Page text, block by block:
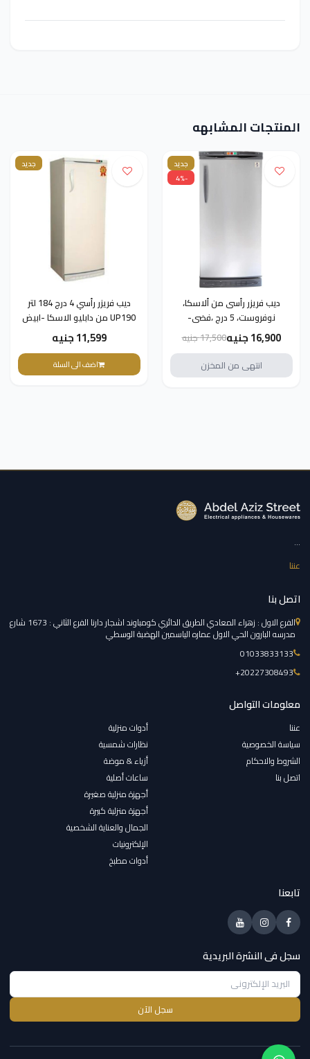
المنتجات المشابهه
جديد
-4%
ديب فريزر رأسى من ألاسكا،
نوفروست، 5 درج ،فضى-
UP180NF
16,900 جنيه
17,500 جنيه
انتهى من المخزن
جديد
ديب فريزر رأسي 4 درج 184 لتر
UP190 من دابليو الاسكا -ابيض
11,599 جنيه
اضف الى السلة
...
عننا
اتصل بنا
الفرع الاول : زهراء المعادي الطريق الدائري كومباوند اشجار دارنا الفرع الثاني : 1673 شارع
مدرسه البارون الحي الاول عماره الياسمين الهضبة الوسطي
01033833133
‎+20227308493
معلومات التواصل
عننا
سياسة الخصوصية
الشروط والاحكام
اتصل بنا
أدوات منزلية
نظارات شمسية
أزياء & موضة
ساعات أصلية
أجهزة منزلية صغيرة
أجهزة منزلية كبيرة
الجمال والعناية الشخصية
الإلكترونيات
أدوات مطبخ
تابعنا
سجل فى النشرة البريدية
سجل الآن